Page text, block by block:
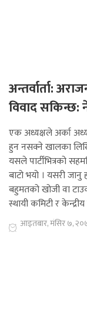
अन्तर्वार्ता:
विवाद सकिन्छ:
एक अध्यक्षले अर्का
हुन नसक्ने खालका
यसले पार्टीभित्रको
बाटो भयो । यसरी
बहुमतको खोजी वा
स्थायी कमिटी र
आइतबार, मंसिर ७,